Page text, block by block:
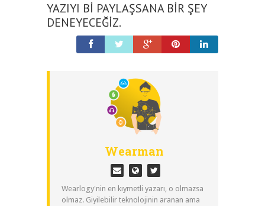
YAZIYI BI PAYLAŞSANA BIR ŞEY
DENEYECEĞIZ.
Wearman
Wearlogy'nin en kıymetli yazarı, o olmazsa
olmaz. Giyilebilir teknolojinin aranan ama